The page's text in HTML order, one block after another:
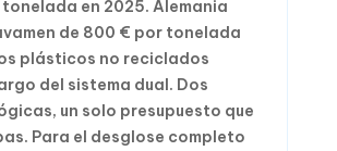
en 2025. Alemania
de 800 € por tonelada
plásticos no reciclados
del sistema dual. Dos
un solo presupuesto que
Para el desglose completo